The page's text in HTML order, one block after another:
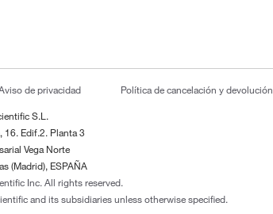
de privacidad Política de cancelación y devolución
S.L.
16. Edif.2. Planta 3
Vega Norte
(Madrid), ESPAÑA
Inc. All rights reserved.
and its subsidiaries unless otherwise specified.